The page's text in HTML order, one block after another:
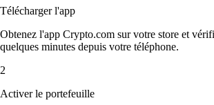
Télécharger l'app
Obtenez l'app Crypto.com sur votre store et
quelques minutes depuis votre téléphone.
2
Activer le portefeuille